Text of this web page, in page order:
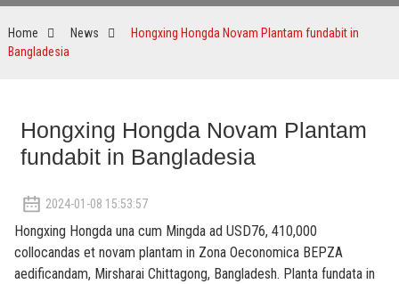
Home News
Hongxing Hongda Novam Plantam fundabit in
Bangladesia
Hongxing Hongda Novam Plantam
fundabit in Bangladesia
2024-01-08 15:53:57
Hongxing Hongda una cum Mingda ad USD76, 410,000
collocandas et novam plantam in Zona Oeconomica BEPZA
aedificandam, Mirsharai Chittagong, Bangladesh. Planta fundata in